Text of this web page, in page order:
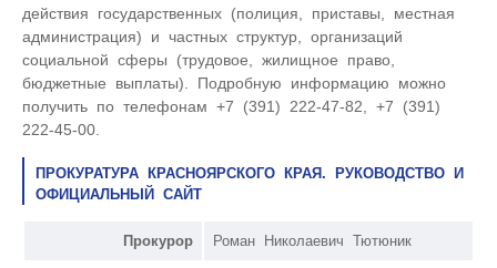
действия государственных (полиция, приставы, местная
администрация) и частных структур, организаций
социальной сферы (трудовое, жилищное право,
бюджетные выплаты). Подробную информацию можно
получить по телефонам +7 (391) 222-47-82, +7 (391)
222-45-00.
ПРОКУРАТУРА КРАСНОЯРСКОГО КРАЯ. РУКОВОДСТВО И
ОФИЦИАЛЬНЫЙ САЙТ
Прокурор Роман Николаевич Тютюник